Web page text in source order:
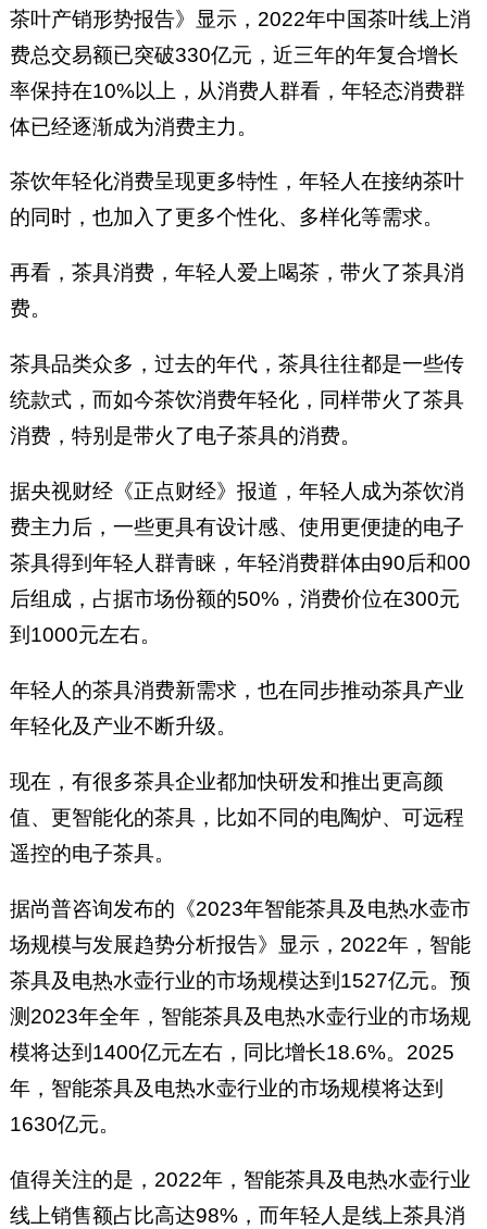
茶叶产销形势报告》显示，2022年中国茶叶线上消
费总交易额已突破330亿元，近三年的年复合增长
率保持在10%以上，从消费人群看，年轻态消费群
体已经逐渐成为消费主力。
茶饮年轻化消费呈现更多特性，年轻人在接纳茶叶
的同时，也加入了更多个性化、多样化等需求。
再看，茶具消费，年轻人爱上喝茶，带火了茶具消
费。
茶具品类众多，过去的年代，茶具往往都是一些传
统款式，而如今茶饮消费年轻化，同样带火了茶具
消费，特别是带火了电子茶具的消费。
据央视财经《正点财经》报道，年轻人成为茶饮消
费主力后，一些更具有设计感、使用更便捷的电子
茶具得到年轻人群青睐，年轻消费群体由90后和00
后组成，占据市场份额的50%，消费价位在300元
到1000元左右。
年轻人的茶具消费新需求，也在同步推动茶具产业
年轻化及产业不断升级。
现在，有很多茶具企业都加快研发和推出更高颜
值、更智能化的茶具，比如不同的电陶炉、可远程
遥控的电子茶具。
据尚普咨询发布的《2023年智能茶具及电热水壶市
场规模与发展趋势分析报告》显示，2022年，智能
茶具及电热水壶行业的市场规模达到1527亿元。预
测2023年全年，智能茶具及电热水壶行业的市场规
模将达到1400亿元左右，同比增长18.6%。2025
年，智能茶具及电热水壶行业的市场规模将达到
1630亿元。
值得关注的是，2022年，智能茶具及电热水壶行业
线上销售额占比高达98%，而年轻人是线上茶具消